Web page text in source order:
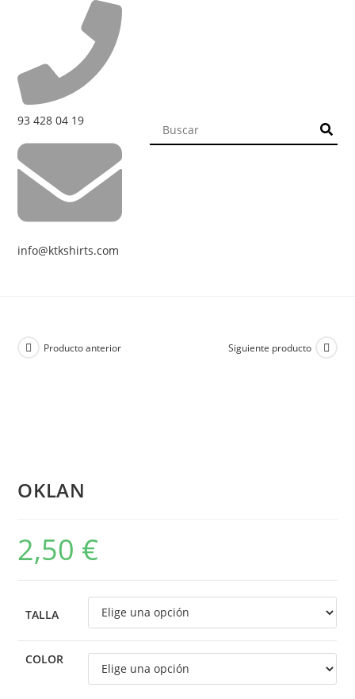
93 428 04 19
info@ktkshirts.com
Producto anterior Siguiente producto
OKLAN
2,50 €
TALLA
COLOR